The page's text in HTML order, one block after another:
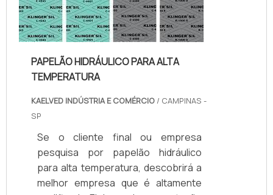
SOBRE JUNTAS DE TEFLON
TEMPERA...
PAPELÃO HIDRÁULICO PARA ALTA
TEMPERATURA
KAELVED INDÚSTRIA E COMÉRCIO / CAMPINAS -
SP
Se o cliente final ou empresa
pesquisa por papelão hidráulico
para alta temperatura, descobrirá a
melhor empresa que é altamente